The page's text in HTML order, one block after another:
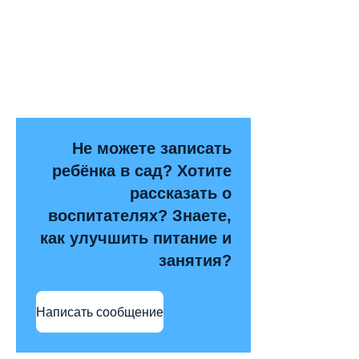
Не можете записать
ребёнка в сад? Хотите
рассказать о
воспитателях? Знаете,
как улучшить питание и
занятия?
Написать сообщение